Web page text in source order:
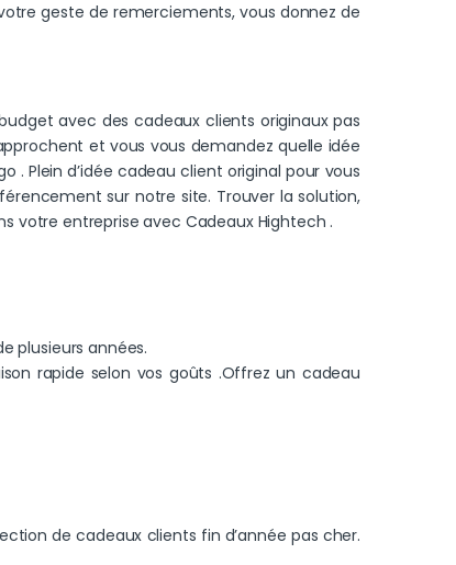
geste de remerciements, vous donnez de
avec des cadeaux clients originaux pas
et vous vous demandez quelle idée
Plein d’idée cadeau client original pour vous
sur notre site. Trouver la solution,
votre entreprise avec Cadeaux Hightech .
plusieurs années.
rapide selon vos goûts .Offrez un cadeau
de cadeaux clients fin d’année pas cher.